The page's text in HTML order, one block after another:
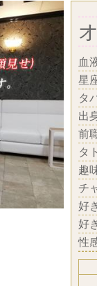
血
星
タ
出
前
タ
趣
チ
好
好
性